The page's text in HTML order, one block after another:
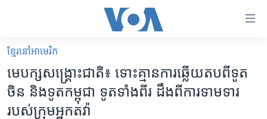
គេហទំព័រ​
ទាក់ទង
និង​
ចូល​
អន្តរជាតិ
អាមេរិក
ខ្មែរ​នៅ​អាមេរិក
មេ​បក្ស​សង្គ្រោះ​ជាតិ​៖ ទោះ​គ្មាន​ការ​​ឆ្លើយ​តប​ពី​ទូត​
ចិន និង​​ទូត​កម្ពុជា ទូត​ទាំង​ពីរ​ ​ដឹង​ពី​ការ​ទាម​ទារ​
របស់​ក្រុម​អ្នក​តវ៉ា